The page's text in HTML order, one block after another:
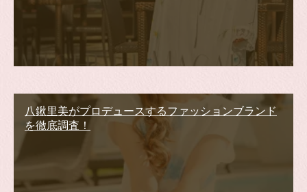
八鍬里美がプロデュースするファッションブランド
を徹底調査！